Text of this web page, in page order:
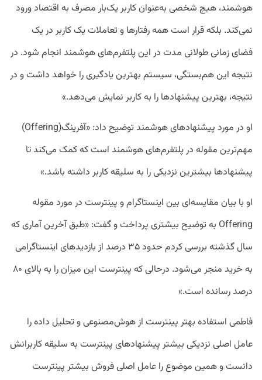
هوشمند، هیچ‌ شخصی به‌عنوان کاربر یک‌بار مصرف به اقتصاد ورود
نمی‌کند. بلکه قرار است همه رفتار‌ها و تعاملات یک کاربر در یک
فضای زمانی طولانی مدت در این پلتفرم‌های هوشمند انجام شود. در
نتیجه این هم‌بستگی، سیستم بهترین یادگیری را خواهد داشت و در
نتیجه، بهترین پیشنهاد‌ها را به کاربر نمایش می‌دهد.»
او در مورد پیشنهاد‌های هوشمند توضیح داد: «آفرینگ(Offering)
مهم‌ترین مقوله در پلتفرم‌های هوشمند است که کمک می‌کند تا
پیشنهاد‌ها بیشترین نزدیکی را به سلیقه کاربر داشته باشد.»
او با بیان مقایسه‌ای بین اینستاگرام و پینترست در مورد مقوله
Offering به توضیح بیشتری پرداخت و گفت: «طبق آخرین آماری که
سال گذشته بررسی کردم حدود ۳۵ درصد از بازدید‌های اینستاگرامی
به خرید منجر می‌شود. درحالی که پینترست این میزان را به بالای ۸۰
درصد رسانده است.»
فاطمی استفاده بهتر پینترست از هوش‌مصنوعی و تحلیل داده را
عامل اصلی نزدیکی بیشتر پیشنهاد‌های پینترست به سلیقه کاربرانش
دانست و همین موضوع را عامل اصلی فروش بیشتر پینترست